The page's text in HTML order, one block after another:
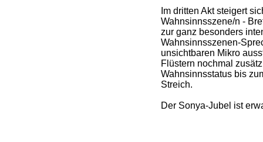
Im dritten Akt steigert
Wahnsinnsszene/n -
zur ganz besonders
Wahnsinnsszenen-
unsichtbaren Mikro
Flüstern nochmal
Wahnsinnsstatus bis
Streich.
Der Sonya-Jubel ist